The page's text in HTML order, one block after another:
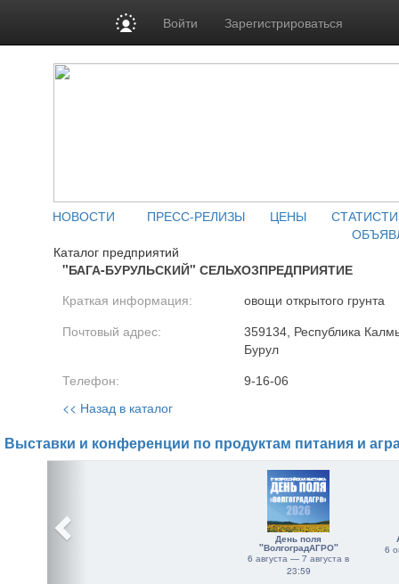
Войти Зарегистрироваться
НОВОСТИ ПРЕСС-РЕЛИЗЫ ЦЕНЫ
Каталог предприятий
"БАГА-БУРУЛЬСКИЙ" СЕЛЬХОЗПРЕДПРИЯТИЕ
Краткая информация: овощи открытого грунта
Почтовый адрес:
359134, Республика
Бурул
Телефон: 9-16-06
<< Назад в каталог
Выставки и конференции по продуктам питания и
День поля
"ВолгоградАГРО"
6 августа — 7 августа в
23:59
6